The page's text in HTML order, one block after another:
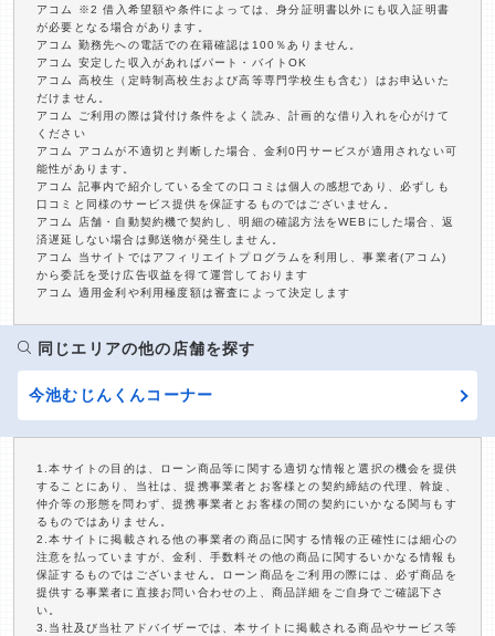
アコム ※2 借入希望額や条件によっては、身分証明書以外にも収入証明書
が必要となる場合があります。
アコム 勤務先への電話での在籍確認は100％ありません。
アコム 安定した収入があればパート・バイトOK
アコム 高校生（定時制高校生および高等専門学校生も含む）はお申込いた
だけません。
アコム ご利用の際は貸付け条件をよく読み、計画的な借り入れを心がけて
ください
アコム アコムが不適切と判断した場合、金利0円サービスが適用されない可
能性があります。
アコム 記事内で紹介している全ての口コミは個人の感想であり、必ずしも
口コミと同様のサービス提供を保証するものではございません。
アコム 店舗・自動契約機で契約し、明細の確認方法をWEBにした場合、返
済遅延しない場合は郵送物が発生しません。
アコム 当サイトではアフィリエイトプログラムを利用し、事業者(アコム)
から委託を受け広告収益を得て運営しております
アコム 適用金利や利用極度額は審査によって決定します
同じエリアの他の店舗を探す
今池むじんくんコーナー
1.本サイトの目的は、ローン商品等に関する適切な情報と選択の機会を提供
することにあり、当社は、提携事業者とお客様との契約締結の代理、斡旋、
仲介等の形態を問わず、提携事業者とお客様の間の契約にいかなる関与もす
るものではありません。
2.本サイトに掲載される他の事業者の商品に関する情報の正確性には細心の
注意を払っていますが、金利、手数料その他の商品に関するいかなる情報も
保証するものではございません。ローン商品をご利用の際には、必ず商品を
提供する事業者に直接お問い合わせの上、商品詳細をご自身でご確認下さ
い。
3.当社及び当社アドバイザーでは、本サイトに掲載される商品やサービス等